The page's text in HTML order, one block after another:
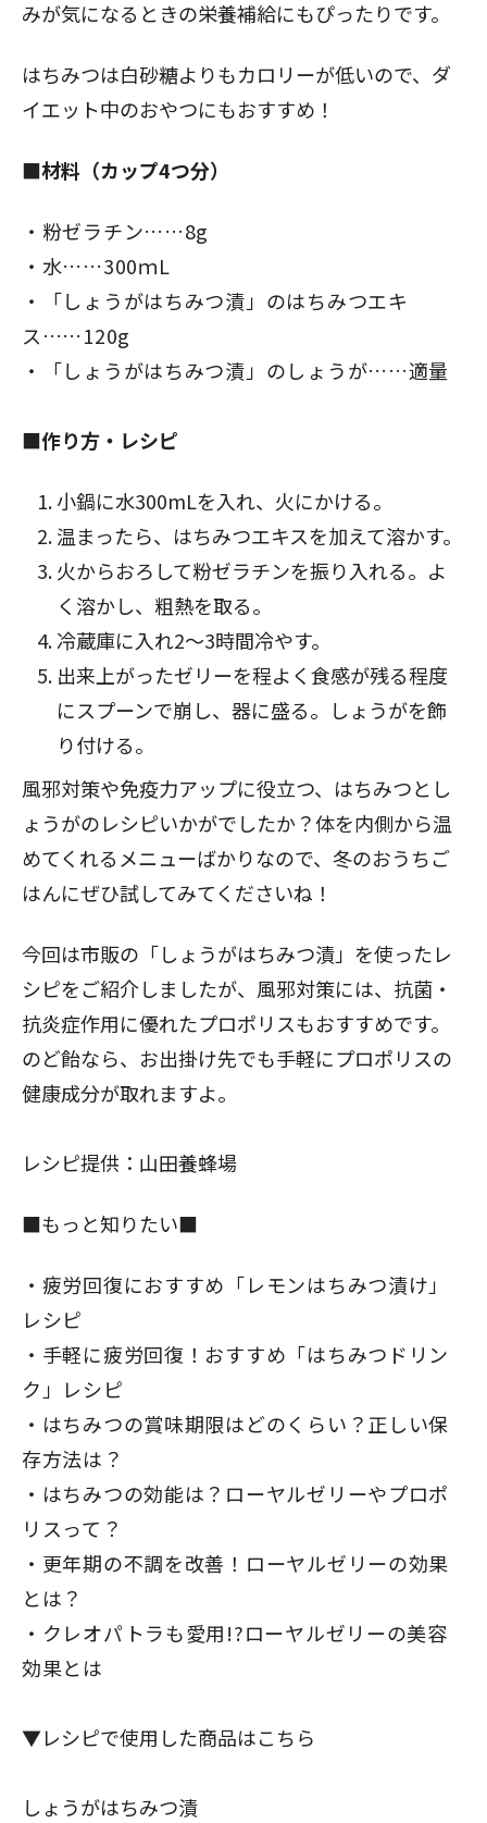
みが気になるときの栄養補給にもぴったりです。
はちみつは白砂糖よりもカロリーが低いので、ダ
イエット中のおやつにもおすすめ！
■材料（カップ4つ分）
粉ゼラチン……8g
水……300ｍL
「しょうがはちみつ漬」のはちみつエキ
ス……120g
「しょうがはちみつ漬」のしょうが……適量
■作り方・レシピ
小鍋に水300mLを入れ、火にかける。
温まったら、はちみつエキスを加えて溶かす。
火からおろして粉ゼラチンを振り入れる。よ
く溶かし、粗熱を取る。
冷蔵庫に入れ2～3時間冷やす。
出来上がったゼリーを程よく食感が残る程度
にスプーンで崩し、器に盛る。しょうがを飾
り付ける。
風邪対策や免疫力アップに役立つ、はちみつとし
ょうがのレシピいかがでしたか？体を内側から温
めてくれるメニューばかりなので、冬のおうちご
はんにぜひ試してみてくださいね！
今回は市販の「しょうがはちみつ漬」を使ったレ
シピをご紹介しましたが、風邪対策には、 抗菌・
抗炎症作用に優れたプロポリスもおすすめです。
のど飴なら、お出掛け先でも手軽にプロポリスの
健康成分が取れますよ。
レシピ提供： 山田養蜂場
■もっと知りたい■
疲労回復におすすめ「レモンはちみつ漬け」
レシピ
手軽に疲労回復！おすすめ「はちみつドリン
ク」レシピ
はちみつの賞味期限はどのくらい？正しい保
存方法は？
はちみつの効能は？ローヤルゼリーやプロポ
リスって？
更年期の不調を改善！ローヤルゼリーの効果
とは？
クレオパトラも愛用!?ローヤルゼリーの美容
効果とは
▼レシピで使用した商品はこちら
しょうがはちみつ漬
閉じる